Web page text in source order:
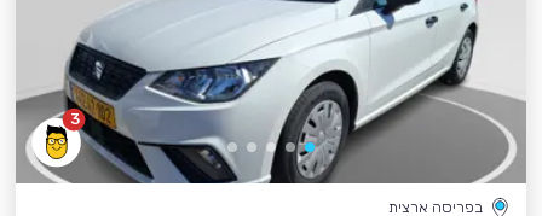
3
בפריסה ארצית